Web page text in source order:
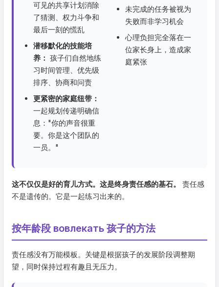
可见的共享计划消除
了猜测、权力斗争和
最后一刻的慌乱
潜移默化的技能培
养： 孩子们自然地练
习时间管理、优先级
排序、协商和问责
更紧密的家庭纽带：
一起规划传递明确信
息："你的声音很重
要。你是这个团队的
一员。"
未完成的任务被视为
失败而非学习机会
心理负担完全落在一
位家长身上，造成家
庭紧张
这不仅仅是好的育儿方式。这是终身责任感的基石。
责任感
不是遗传的。它是一起练习出来的。
按年龄段 вовлекать 孩子的方法
责任感没有万能模板。关键是根据孩子的发展阶段调整期
望，同时保持过程有趣且无压力。